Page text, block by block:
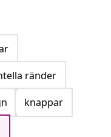
ränder
knappar